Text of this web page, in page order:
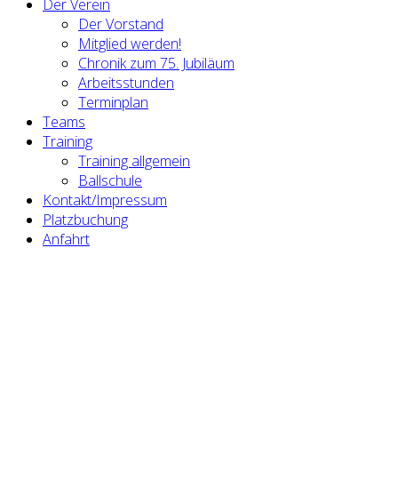
Der Verein
Der Vorstand
Mitglied werden!
Chronik zum 75. Jubiläum
Arbeitsstunden
Terminplan
Teams
Training
Training allgemein
Ballschule
Kontakt/Impressum
Platzbuchung
Anfahrt